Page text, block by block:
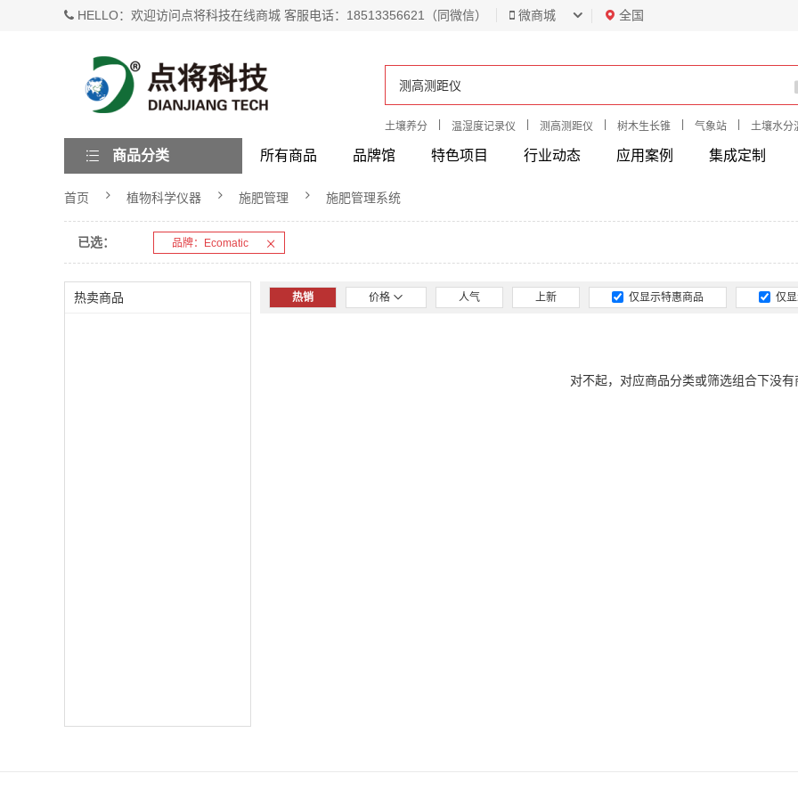
HELLO：欢迎访问点将科技在线商城 客服电话：18513356621（同微信） 微商城 全国
土壤养分 温湿度记录仪 测高测距仪 树木生长锥 气象站 土壤水分
所有商品 品牌馆 特色项目 行业动态 应用案例 集成定制
商品分类
首页 植物科学仪器 施肥管理 施肥管理系统
已选： 品牌：Ecomatic
热卖商品 热销 价格 人气 上新 仅显示特惠商品 仅
对不起，对应商品分类或筛选组合下没有